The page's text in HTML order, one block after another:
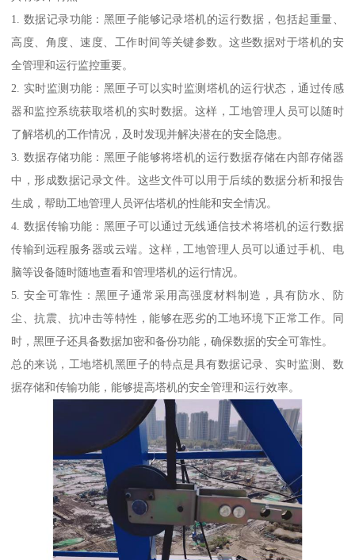
1. 数据记录功能：黑匣子能够记录塔机的运行数据，包括起重量、
高度、角度、速度、工作时间等关键参数。这些数据对于塔机的安
全管理和运行监控重要。
2. 实时监测功能：黑匣子可以实时监测塔机的运行状态，通过传感
器和监控系统获取塔机的实时数据。这样，工地管理人员可以随时
了解塔机的工作情况，及时发现并解决潜在的安全隐患。
3. 数据存储功能：黑匣子能够将塔机的运行数据存储在内部存储器
中，形成数据记录文件。这些文件可以用于后续的数据分析和报告
生成，帮助工地管理人员评估塔机的性能和安全情况。
4. 数据传输功能：黑匣子可以通过无线通信技术将塔机的运行数据
传输到远程服务器或云端。这样，工地管理人员可以通过手机、电
脑等设备随时随地查看和管理塔机的运行情况。
5. 安全可靠性：黑匣子通常采用高强度材料制造，具有防水、防
尘、抗震、抗冲击等特性，能够在恶劣的工地环境下正常工作。同
时，黑匣子还具备数据加密和备份功能，确保数据的安全可靠性。
总的来说，工地塔机黑匣子的特点是具有数据记录、实时监测、数
据存储和传输功能，能够提高塔机的安全管理和运行效率。